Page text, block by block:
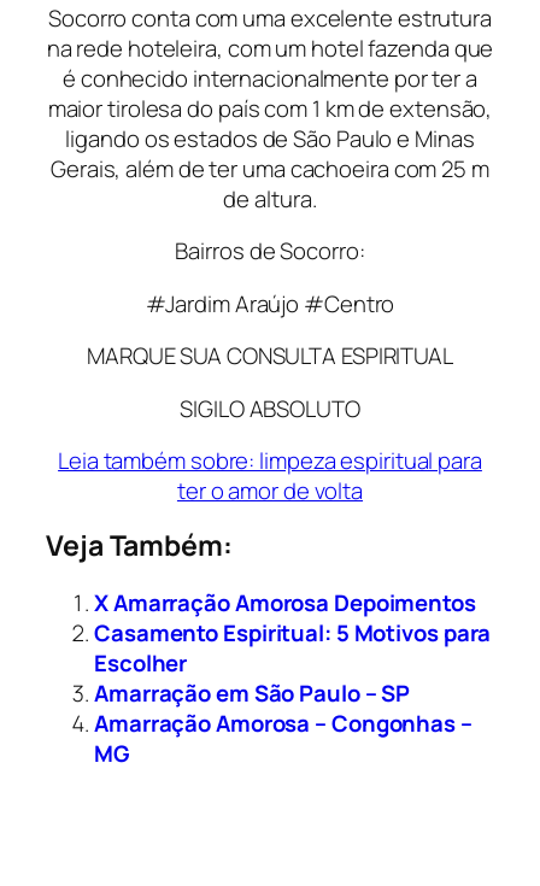
Socorro conta com uma excelente estrutura
na rede hoteleira, com um hotel fazenda que
é conhecido internacionalmente por ter a
maior tirolesa do país com 1 km de extensão,
ligando os estados de São Paulo e Minas
Gerais, além de ter uma cachoeira com 25 m
de altura.
Bairros de Socorro:
#Jardim Araújo #Centro
MARQUE SUA CONSULTA ESPIRITUAL
SIGILO ABSOLUTO
Leia também sobre: limpeza espiritual para
ter o amor de volta
Veja Também:
X Amarração Amorosa Depoimentos
Casamento Espiritual: 5 Motivos para
Escolher
Amarração em São Paulo – SP
Amarração Amorosa – Congonhas –
MG